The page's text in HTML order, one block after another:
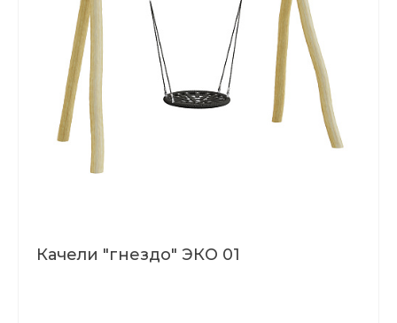
Качели "гнездо" ЭКО 01